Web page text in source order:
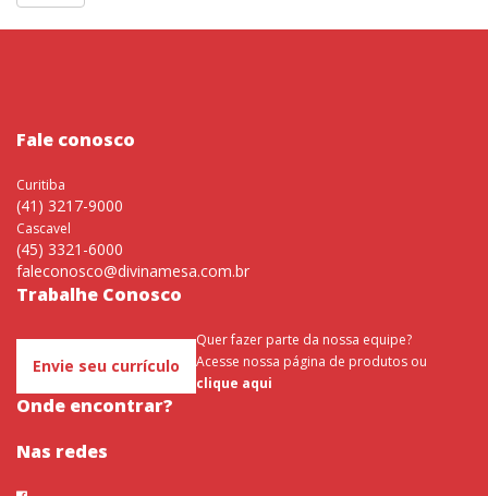
Fale conosco
Curitiba
(41) 3217-9000
Cascavel
(45) 3321-6000
faleconosco@divinamesa.com.br
Trabalhe Conosco
Quer fazer parte da nossa equipe?
Envie seu currículo
Onde encontrar?
Acesse nossa página de produtos ou
clique aqui
Nas redes